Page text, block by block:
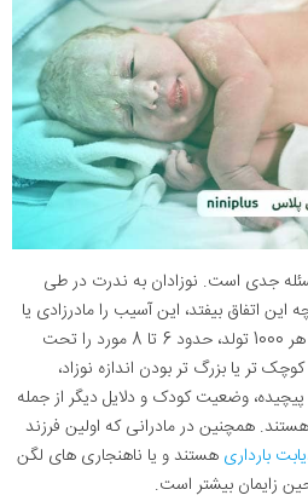
جدی است. نوزادان به ندرت در طی
این اتفاق بیفتد، این آسیب را مادرزادی یا
ترومای هنگام تولد می نامند که از هر 1000 تولد، حدود 6 تا 8 مورد را تحت
کوچک تر یا بزرگ تر بودن اندازه نوزاد،
پیچیده، وضعیت کودک و دلایل دیگر از جمله
همچنین در مادرانی که اولین فرزند
بارداری هستند و یا ناهنجاری های لگن
زایمان بیشتر است.